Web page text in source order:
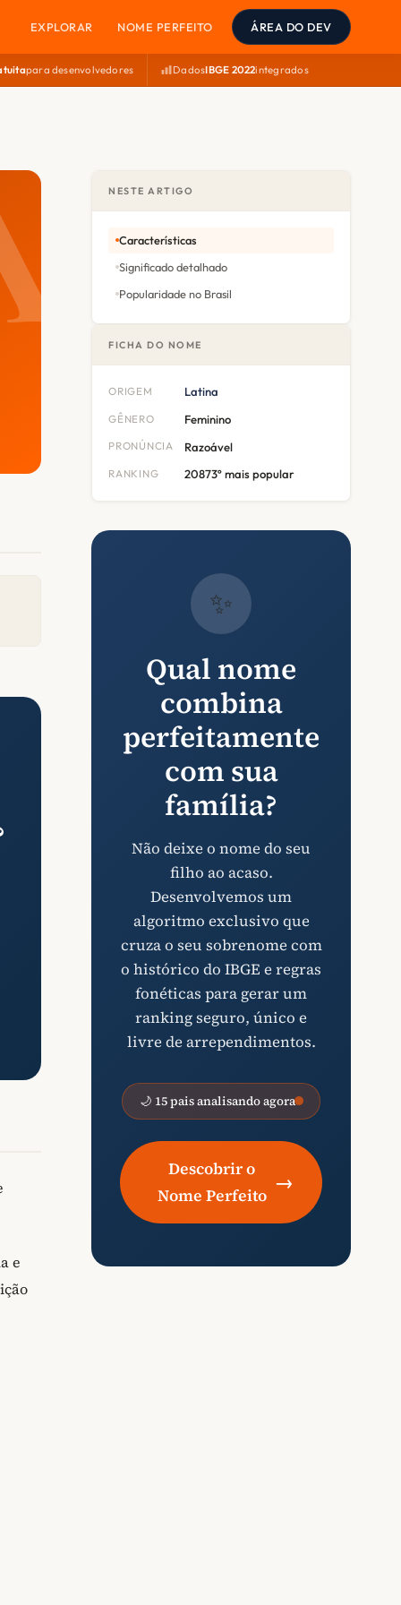
EXPLORAR NOME PERFEITO ÁREA DO DEV
para desenvolvedores DadosIBGE 2022integrados
e
NESTE ARTIGO
Características
Significado detalhado
Popularidade no Brasil
FICHA DO NOME
ORIGEM Latina
GÊNERO Feminino
PRONÚNCIA Razoável
RANKING 20873º mais popular
✨
Qual nome
combina
perfeitamente
com sua
família?
Não deixe o nome do seu
filho ao acaso.
Desenvolvemos um
algoritmo exclusivo que
cruza o seu sobrenome com
o histórico do IBGE e regras
fonéticas para gerar um
ranking seguro, único e
livre de arrependimentos.
🌙 15 pais analisando agora
Descobrir o
Nome Perfeito
→